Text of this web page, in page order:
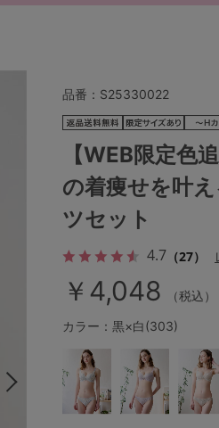
セールアイテム
セールアイテム
その他から探す
お気に入り
新着アイテム
ランキング
品番： S25330022
【WEB限定色
の着痩せを叶
ツセット
4.7 （27）
￥4,048
（税込）
カラー：黒×白(303)